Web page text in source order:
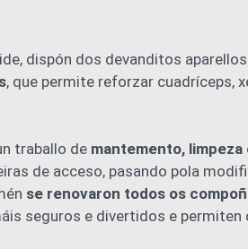
dispón dos devanditos
, que permite reforzar cuadríceps,
traballo de mantemento, limpeza
de acceso, pasando pola
se renovaron todos os
seguros e divertidos e